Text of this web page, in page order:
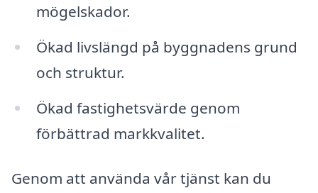
mögelskador.
Ökad livslängd på byggnadens grund
och struktur.
Ökad fastighetsvärde genom
förbättrad markkvalitet.
Genom att använda vår tjänst kan du